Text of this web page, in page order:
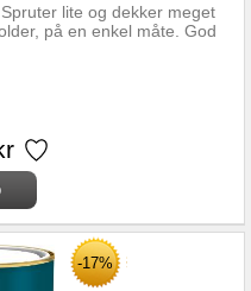
lite og dekker meget
på en enkel måte. God
-17%